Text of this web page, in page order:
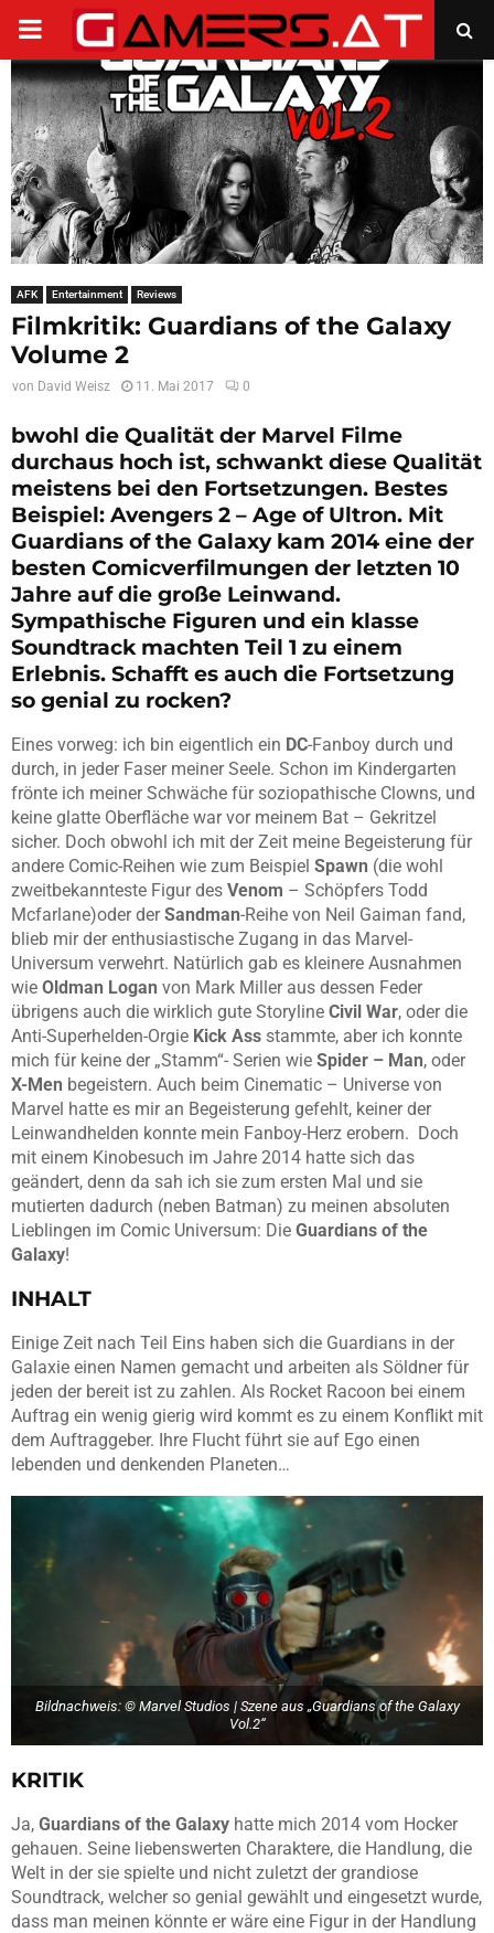
PRIMARY
MENU
AFK Entertainment Reviews
Filmkritik: Guardians of the Galaxy
Volume 2
von David Weisz 11. Mai 2017 0
bwohl die Qualität der Marvel Filme
durchaus hoch ist, schwankt diese Qualität
meistens bei den Fortsetzungen. Bestes
Beispiel: Avengers 2 – Age of Ultron. Mit
Guardians of the Galaxy kam 2014 eine der
besten Comicverfilmungen der letzten 10
Jahre auf die große Leinwand.
Sympathische Figuren und ein klasse
Soundtrack machten Teil 1 zu einem
Erlebnis. Schafft es auch die Fortsetzung
so genial zu rocken?
Eines vorweg: ich bin eigentlich ein DC-Fanboy durch und
durch, in jeder Faser meiner Seele. Schon im Kindergarten
frönte ich meiner Schwäche für soziopathische Clowns, und
keine glatte Oberfläche war vor meinem Bat – Gekritzel
sicher. Doch obwohl ich mit der Zeit meine Begeisterung für
andere Comic-Reihen wie zum Beispiel Spawn (die wohl
zweitbekannteste Figur des Venom – Schöpfers Todd
Mcfarlane)oder derSandman-Reihe von Neil Gaiman fand,
blieb mir der enthusiastische Zugang in das Marvel-
Universum verwehrt. Natürlich gab es kleinere Ausnahmen
wie Oldman Logan von Mark Miller aus dessen Feder
übrigens auch die wirklich gute Storyline Civil War, oder die
Anti-Superhelden-Orgie Kick Ass stammte, aber ich konnte
mich für keine der „Stamm“- Serien wie Spider – Man, oder
X-Men begeistern. Auch beim Cinematic – Universe von
Marvel hatte es mir an Begeisterung gefehlt, keiner der
Leinwandhelden konnte mein Fanboy-Herz erobern. Doch
mit einem Kinobesuch im Jahre 2014 hatte sich das
geändert, denn da sah ich sie zum ersten Mal und sie
mutierten dadurch (neben Batman) zu meinen absoluten
Lieblingen im Comic Universum: Die Guardians of the
Galaxy!
INHALT
Einige Zeit nach Teil Eins haben sich die Guardians in der
Galaxie einen Namen gemacht und arbeiten als Söldner für
jeden der bereit ist zu zahlen. Als Rocket Racoon bei einem
Auftrag ein wenig gierig wird kommt es zu einem Konflikt mit
dem Auftraggeber. Ihre Flucht führt sie auf Ego einen
lebenden und denkenden Planeten…
Bildnachweis: © Marvel Studios | Szene aus „Guardians of the Galaxy
Vol.2“
KRITIK
Ja, Guardians of the Galaxy hatte mich 2014 vom Hocker
gehauen. Seine liebenswerten Charaktere, die Handlung, die
Welt in der sie spielte und nicht zuletzt der grandiose
Soundtrack, welcher so genial gewählt und eingesetzt wurde,
dass man meinen könnte er wäre eine Figur in der Handlung